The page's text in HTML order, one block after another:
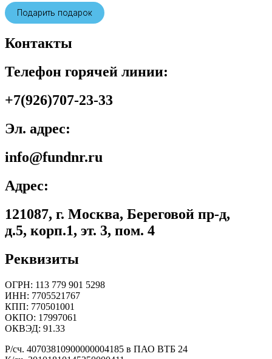
Подарить подарок
Контакты
Телефон горячей линии:
+7(926)707-23-33
Эл. адрес:
info@fundnr.ru
Адрес:
121087, г. Москва, Береговой пр-д,
д.5, корп.1, эт. 3, пом. 4
Реквизиты
ОГРН: 113 779 901 5298
ИНН: 7705521767
КПП: 770501001
ОКПО: 17997061
ОКВЭД: 91.33
Р/сч. 40703810900000004185 в ПАО ВТБ 24